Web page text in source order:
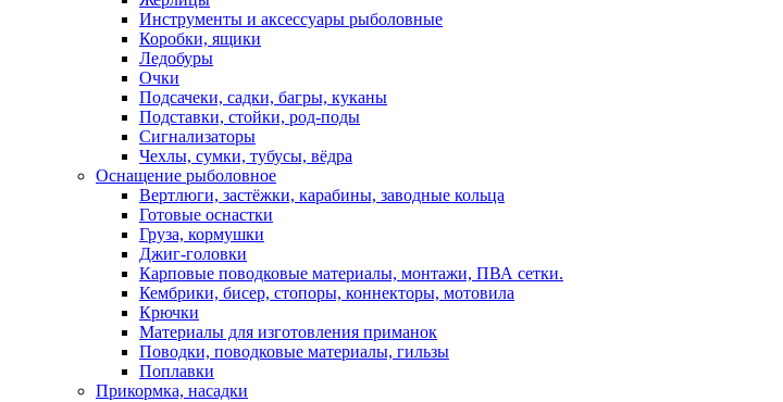
Инструменты и аксессуары рыболовные
Коробки, ящики
Ледобуры
Очки
Подсачеки, садки, багры, куканы
Подставки, стойки, род-поды
Сигнализаторы
Чехлы, сумки, тубусы, вёдра
Оснащение рыболовное
Вертлюги, застёжки, карабины, заводные кольца
Готовые оснастки
Груза, кормушки
Джиг-головки
Карповые поводковые материалы, монтажи, ПВА сетки.
Кембрики, бисер, стопоры, коннекторы, мотовила
Крючки
Материалы для изготовления приманок
Поводки, поводковые материалы, гильзы
Поплавки
Прикормка, насадки